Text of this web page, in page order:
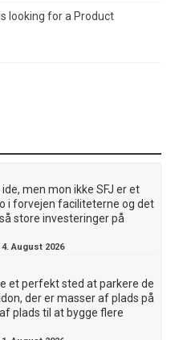
looking for a Product
men mon ikke SFJ er et
i forvejen faciliteterne og det
store investeringer på
4. August 2026
et perfekt sted at parkere de
der er masser af plads på
plads til at bygge flere